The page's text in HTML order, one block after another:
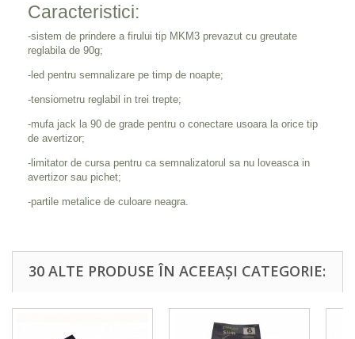
Caracteristici:
-sistem de prindere a firului tip MKM3 prevazut cu greutate
reglabila de 90g;
-led pentru semnalizare pe timp de noapte;
-tensiometru reglabil in trei trepte;
-mufa jack la 90 de grade pentru o conectare usoara la orice tip
de avertizor;
-limitator de cursa pentru ca semnalizatorul sa nu loveasca in
avertizor sau pichet;
-partile metalice de culoare neagra.
30 ALTE PRODUSE ÎN ACEEAȘI CATEGORIE: